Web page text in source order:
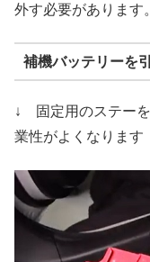
外す必要があります。
補機バッテリーを
↓ 固定用のステー
業性がよくなります